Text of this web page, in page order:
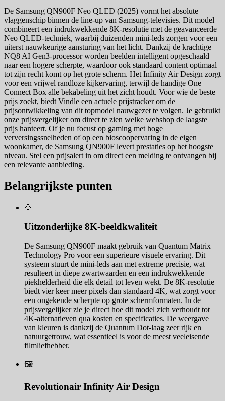
De Samsung QN900F Neo QLED (2025) vormt het absolute
vlaggenschip binnen de line-up van Samsung-televisies. Dit model
combineert een indrukwekkende 8K-resolutie met de geavanceerde
Neo QLED-techniek, waarbij duizenden mini-leds zorgen voor een
uiterst nauwkeurige aansturing van het licht. Dankzij de krachtige
NQ8 AI Gen3-processor worden beelden intelligent opgeschaald
naar een hogere scherpte, waardoor ook standaard content optimaal
tot zijn recht komt op het grote scherm. Het Infinity Air Design zorgt
voor een vrijwel randloze kijkervaring, terwijl de handige One
Connect Box alle bekabeling uit het zicht houdt. Voor wie de beste
prijs zoekt, biedt Vindle een actuele prijstracker om de
prijsontwikkeling van dit topmodel nauwgezet te volgen. Je gebruikt
onze prijsvergelijker om direct te zien welke webshop de laagste
prijs hanteert. Of je nu focust op gaming met hoge
verversingssnelheden of op een bioscoopervaring in de eigen
woonkamer, de Samsung QN900F levert prestaties op het hoogste
niveau. Stel een prijsalert in om direct een melding te ontvangen bij
een relevante aanbieding.
Belangrijkste punten
💎
Uitzonderlijke 8K-beeldkwaliteit
De Samsung QN900F maakt gebruik van Quantum Matrix
Technology Pro voor een superieure visuele ervaring. Dit
systeem stuurt de mini-leds aan met extreme precisie, wat
resulteert in diepe zwartwaarden en een indrukwekkende
piekhelderheid die elk detail tot leven wekt. De 8K-resolutie
biedt vier keer meer pixels dan standaard 4K, wat zorgt voor
een ongekende scherpte op grote schermformaten. In de
prijsvergelijker zie je direct hoe dit model zich verhoudt tot
4K-alternatieven qua kosten en specificaties. De weergave
van kleuren is dankzij de Quantum Dot-laag zeer rijk en
natuurgetrouw, wat essentieel is voor de meest veeleisende
filmliefhebber.
🖼️
Revolutionair Infinity Air Design